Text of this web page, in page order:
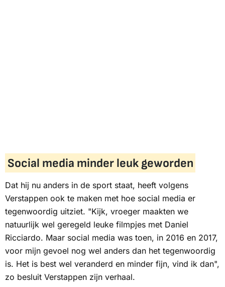
Social media minder leuk geworden
Dat hij nu anders in de sport staat, heeft volgens
Verstappen ook te maken met hoe social media er
tegenwoordig uitziet. "Kijk, vroeger maakten we
natuurlijk wel geregeld leuke filmpjes met Daniel
Ricciardo. Maar social media was toen, in 2016 en 2017,
voor mijn gevoel nog wel anders dan het tegenwoordig
is. Het is best wel veranderd en minder fijn, vind ik dan",
zo besluit Verstappen zijn verhaal.